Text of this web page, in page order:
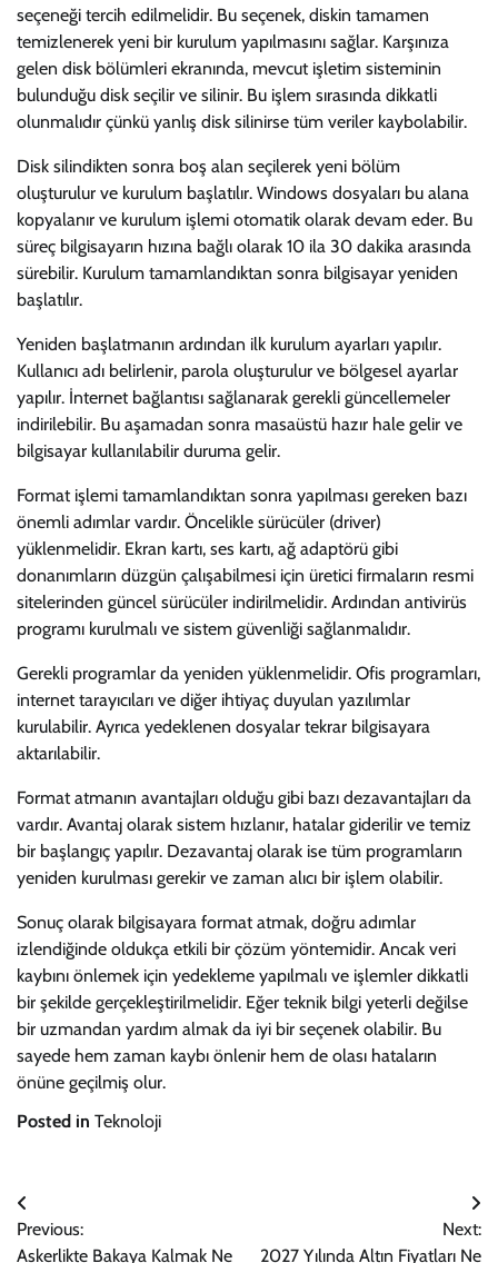
seçeneği tercih edilmelidir. Bu seçenek, diskin tamamen
temizlenerek yeni bir kurulum yapılmasını sağlar. Karşınıza
gelen disk bölümleri ekranında, mevcut işletim sisteminin
bulunduğu disk seçilir ve silinir. Bu işlem sırasında dikkatli
olunmalıdır çünkü yanlış disk silinirse tüm veriler kaybolabilir.
Disk silindikten sonra boş alan seçilerek yeni bölüm
oluşturulur ve kurulum başlatılır. Windows dosyaları bu alana
kopyalanır ve kurulum işlemi otomatik olarak devam eder. Bu
süreç bilgisayarın hızına bağlı olarak 10 ila 30 dakika arasında
sürebilir. Kurulum tamamlandıktan sonra bilgisayar yeniden
başlatılır.
Yeniden başlatmanın ardından ilk kurulum ayarları yapılır.
Kullanıcı adı belirlenir, parola oluşturulur ve bölgesel ayarlar
yapılır. İnternet bağlantısı sağlanarak gerekli güncellemeler
indirilebilir. Bu aşamadan sonra masaüstü hazır hale gelir ve
bilgisayar kullanılabilir duruma gelir.
Format işlemi tamamlandıktan sonra yapılması gereken bazı
önemli adımlar vardır. Öncelikle sürücüler (driver)
yüklenmelidir. Ekran kartı, ses kartı, ağ adaptörü gibi
donanımların düzgün çalışabilmesi için üretici firmaların resmi
sitelerinden güncel sürücüler indirilmelidir. Ardından antivirüs
programı kurulmalı ve sistem güvenliği sağlanmalıdır.
Gerekli programlar da yeniden yüklenmelidir. Ofis programları,
internet tarayıcıları ve diğer ihtiyaç duyulan yazılımlar
kurulabilir. Ayrıca yedeklenen dosyalar tekrar bilgisayara
aktarılabilir.
Format atmanın avantajları olduğu gibi bazı dezavantajları da
vardır. Avantaj olarak sistem hızlanır, hatalar giderilir ve temiz
bir başlangıç yapılır. Dezavantaj olarak ise tüm programların
yeniden kurulması gerekir ve zaman alıcı bir işlem olabilir.
Sonuç olarak bilgisayara format atmak, doğru adımlar
izlendiğinde oldukça etkili bir çözüm yöntemidir. Ancak veri
kaybını önlemek için yedekleme yapılmalı ve işlemler dikkatli
bir şekilde gerçekleştirilmelidir. Eğer teknik bilgi yeterli değilse
bir uzmandan yardım almak da iyi bir seçenek olabilir. Bu
sayede hem zaman kaybı önlenir hem de olası hataların
önüne geçilmiş olur.
Posted in Teknoloji
Yazı
gezinmesi
Previous:
Askerlikte Bakaya Kalmak Ne
Next:
2027 Yılında Altın Fiyatları Ne